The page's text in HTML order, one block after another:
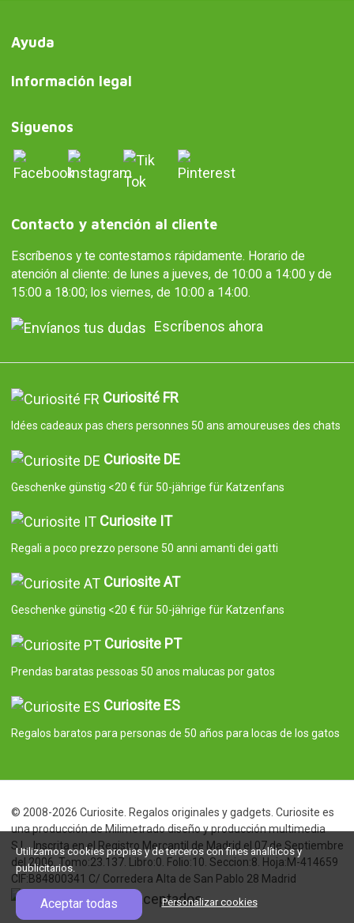
Ayuda
Información legal
Síguenos
Contacto y atención al cliente
Escríbenos y te contestamos rápidamente. Horario de
atención al cliente: de lunes a jueves, de 10:00 a 14:00 y de
15:00 a 18:00; los viernes, de 10:00 a 14:00.
Escríbenos ahora
Curiosité FR
Idées cadeaux pas chers personnes 50 ans amoureuses des chats
Curiosite DE
Geschenke günstig <20 € für 50-jährige für Katzenfans
Curiosite IT
Regali a poco prezzo persone 50 anni amanti dei gatti
Curiosite AT
Geschenke günstig <20 € für 50-jährige für Katzenfans
Curiosite PT
Prendas baratas pessoas 50 anos malucas por gatos
Curiosite ES
Regalos baratos para personas de 50 años para locas de los gatos
© 2008-2026 Curiosite. Regalos originales y gadgets. Curiosite es
una producción de Milimetrado diseño y producción multimedia
S.L.. Inscrita en el Registro Mercantil de Madrid el 07 de Septiembre
del 2006. Tomo:23.137. Libro:0. Folio:10. Seccion:8. Hoja:M-414659
CIF:B84800341 C/ Corredera Alta de San Pablo 28 Madrid
Utilizamos cookies propias y de terceros con fines analíticos y
publicitarios.
Aceptar todas Personalizar cookies